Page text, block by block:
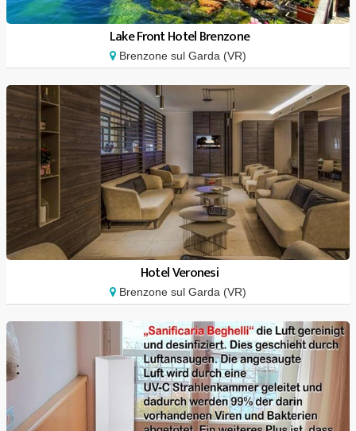
Lake Front Hotel Brenzone
Brenzone sul Garda (VR)
Hotel Veronesi
Brenzone sul Garda (VR)